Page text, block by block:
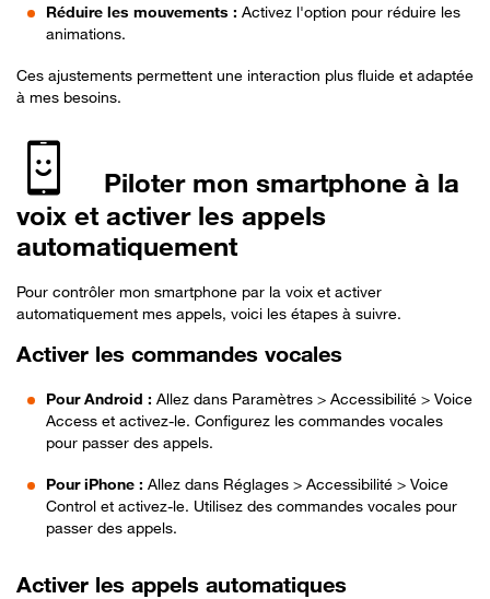
Réduire les mouvements : Activez l'option pour réduire les
animations.
Ces ajustements permettent une interaction plus fluide et adaptée
à mes besoins.
Piloter mon smartphone à la
voix et activer les appels
automatiquement
Pour contrôler mon smartphone par la voix et activer
automatiquement mes appels, voici les étapes à suivre.
Activer les commandes vocales
Pour Android : Allez dans Paramètres > Accessibilité > Voice
Access et activez-le. Configurez les commandes vocales
pour passer des appels.
Pour iPhone : Allez dans Réglages > Accessibilité > Voice
Control et activez-le. Utilisez des commandes vocales pour
passer des appels.
Activer les appels automatiques